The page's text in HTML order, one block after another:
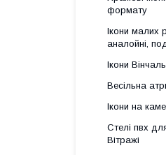
формату
Ікони малих
аналойні,
Ікони
Весільна
Ікони на
Стелі пвх
Вітражі